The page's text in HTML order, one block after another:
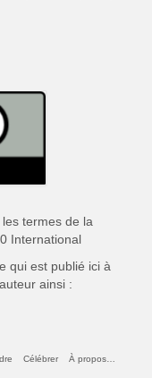
termes de la
International
qui est publié ici à
ainsi :
Célébrer À propos…